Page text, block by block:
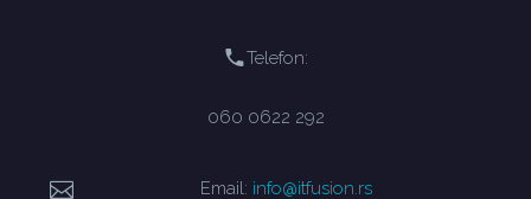
Telefon:
060 0622 292
Email: info@itfusion.rs